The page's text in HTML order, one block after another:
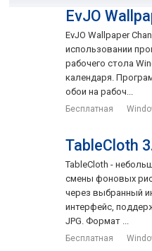
скачивать с сайта
EvJO
EvJO Wallpaper
использовании
рабочего стола
календаря.
обои на рабоч...
Бесплатная
TableCloth
TableCloth -
смены фоновых
через выбранный
интерфейс,
JPG. Формат ...
Бесплатная